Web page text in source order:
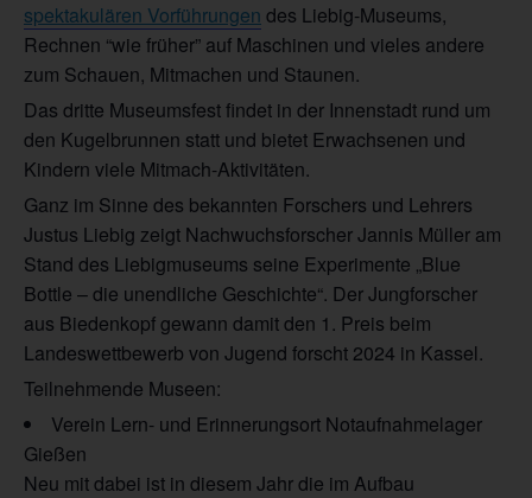
spektakulären Vorführungen des Liebig-Museums,
Rechnen “wie früher” auf Maschinen und vieles andere
zum Schauen, Mitmachen und Staunen.
Das dritte Museumsfest findet in der Innenstadt rund um
den Kugelbrunnen statt und bietet Erwachsenen und
Kindern viele Mitmach-Aktivitäten.
Ganz im Sinne des bekannten Forschers und Lehrers
Justus Liebig zeigt Nachwuchsforscher Jannis Müller am
Stand des Liebigmuseums seine Experimente „Blue
Bottle – die unendliche Geschichte“. Der Jungforscher
aus Biedenkopf gewann damit den 1. Preis beim
Landeswettbewerb von Jugend forscht 2024 in Kassel.
Teilnehmende Museen:
Verein Lern- und Erinnerungsort Notaufnahmelager
Gießen
Neu mit dabei ist in diesem Jahr die im Aufbau